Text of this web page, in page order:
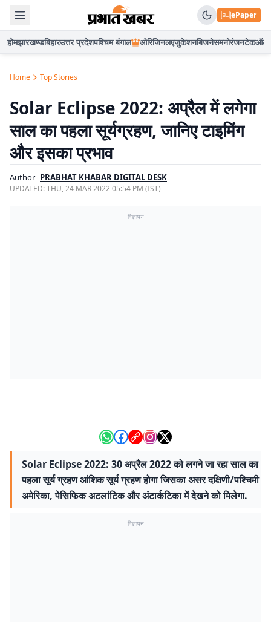
ePaper
होमझारखण्डबिहारउत्तर प्रदेशपश्चिम बंगाल ओरिजिनलएजुकेशनबिजनेसमनोरंजनटेकऑटो
Home Top Stories
Solar Eclipse 2022: अप्रैल में लगेगा
साल का पहला सूर्यग्रहण, जानिए टाइमिंग
और इसका प्रभाव
Author PRABHAT KHABAR DIGITAL DESK
UPDATED:THU, 24 MAR 2022 05:54 PM (IST)
विज्ञापन
Solar Eclipse 2022: 30 अप्रैल 2022 को लगने जा रहा साल का
पहला सूर्य ग्रहण आंशिक सूर्य ग्रहण होगा जिसका असर दक्षिणी/पश्चिमी
अमेरिका, पेसिफिक अटलांटिक और अंटार्कटिका में देखने को मिलेगा.
विज्ञापन